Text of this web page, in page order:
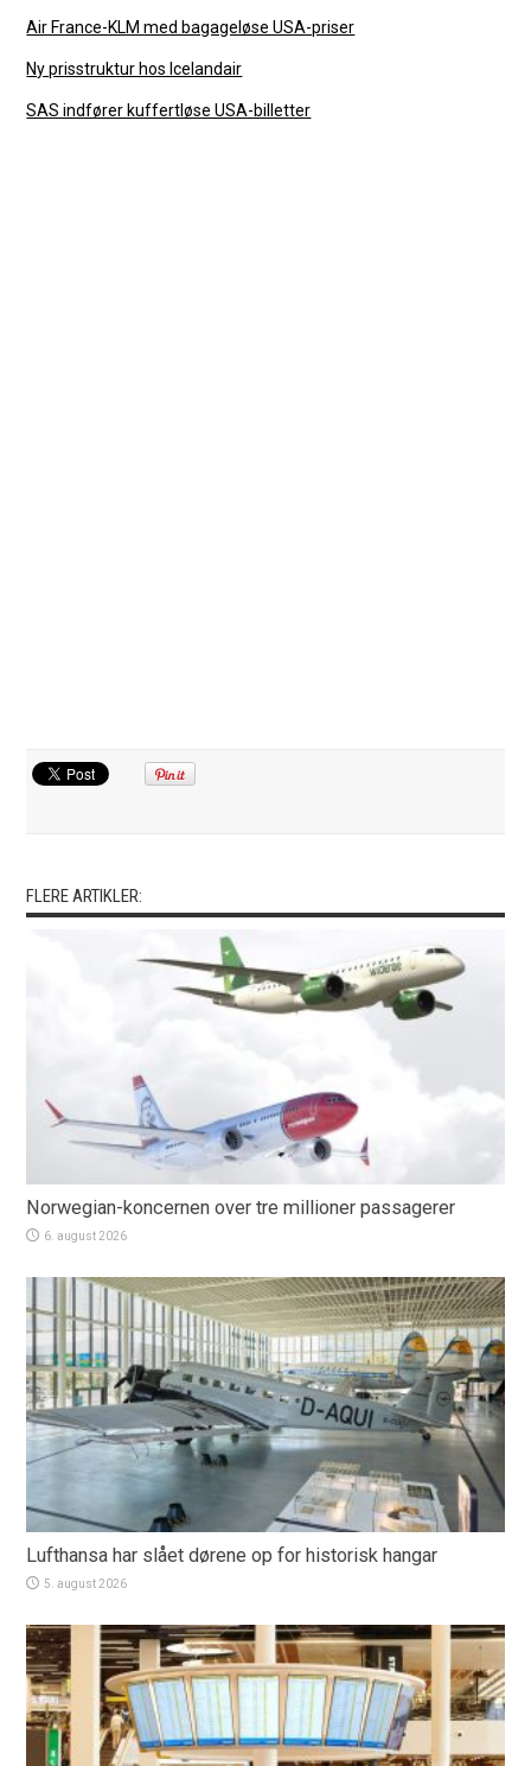
Air France-KLM med bagageløse USA-priser
Ny prisstruktur hos Icelandair
SAS indfører kuffertløse USA-billetter
FLERE ARTIKLER:
Norwegian-koncernen over tre millioner passagerer
6. august 2026
Lufthansa har slået dørene op for historisk hangar
5. august 2026